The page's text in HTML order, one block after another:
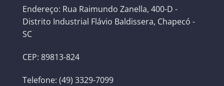
Endereço: Rua Raimundo Zanella, 400-D -
Distrito Industrial Flávio Baldissera, Chapecó -
SC
CEP: 89813-824
Telefone: (49) 3329-7099